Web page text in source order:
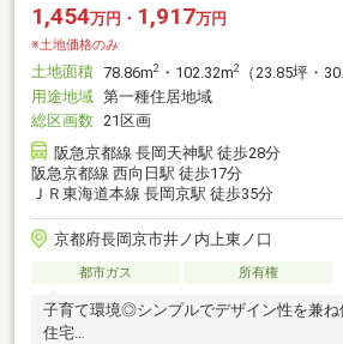
1,454万円・ 1,917万円
※土地価格のみ
土地面積 78.86m2 ・102.32m2
（23.85坪・
用途地域 第一種住居地域
総区画数 21区画
阪急京都線 長岡天神駅 徒歩28分
阪急京都線 西向日駅 徒歩17分
ＪＲ東海道本線 長岡京駅 徒歩35分
京都府長岡京市井ノ内上東ノ口
都市ガス 所有権
子育て環境◎シンプルでデザイン性を兼ね
住宅